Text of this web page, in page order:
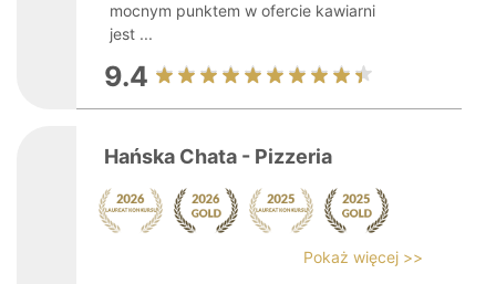
mocnym punktem w ofercie kawiarni
jest ...
9.4
Hańska Chata - Pizzeria
Pokaż więcej >>